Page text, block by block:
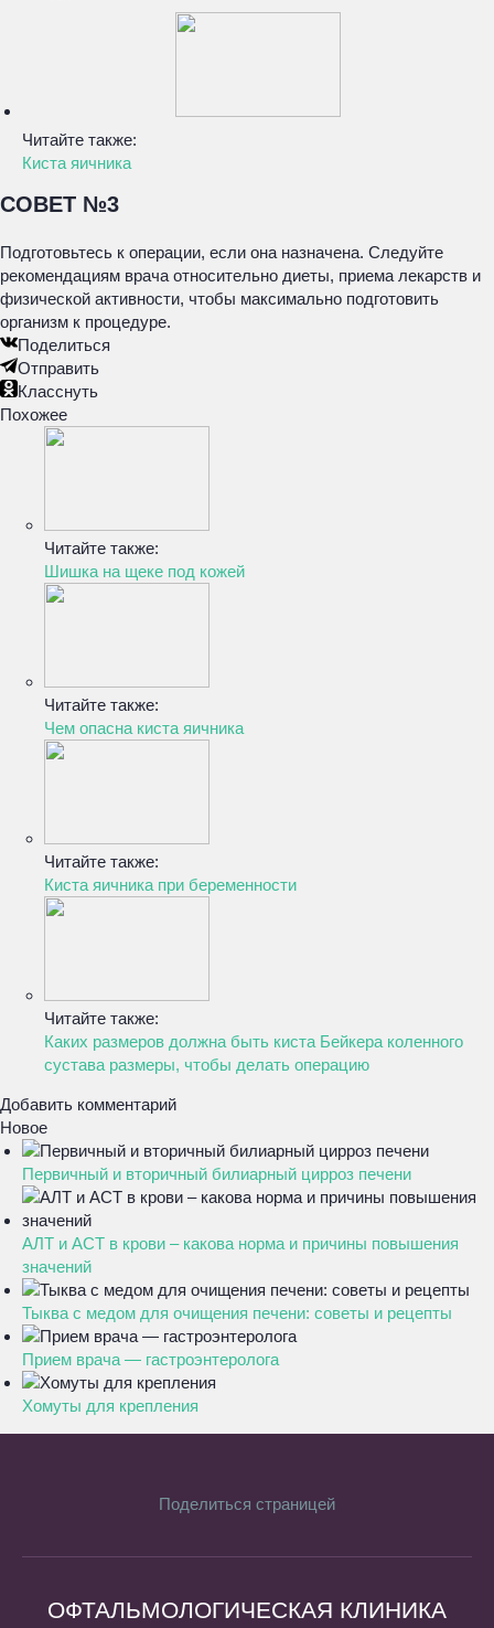
Читайте также:
Киста яичника
СОВЕТ №3
Подготовьтесь к операции, если она назначена. Следуйте
рекомендациям врача относительно диеты, приема лекарств и
физической активности, чтобы максимально подготовить
организм к процедуре.
Поделиться
Отправить
Класснуть
Похожее
Читайте также:
Шишка на щеке под кожей
Читайте также:
Чем опасна киста яичника
Читайте также:
Киста яичника при беременности
Читайте также:
Каких размеров должна быть киста Бейкера коленного
сустава размеры, чтобы делать операцию
Добавить комментарий
Новое
Первичный и вторичный билиарный цирроз печени
АЛТ и АСТ в крови – какова норма и причины повышения
значений
Тыква с медом для очищения печени: советы и рецепты
Прием врача — гастроэнтеролога
Хомуты для крепления
Поделиться страницей
ОФТАЛЬМОЛОГИЧЕСКАЯ КЛИНИКА